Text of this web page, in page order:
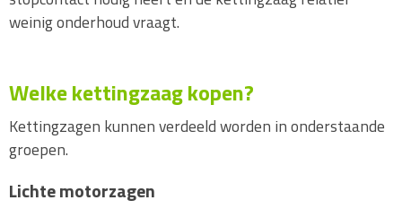
Onderhoud / Toebehoren
Houtklover
weinig onderhoud vraagt.
Welke kettingzaag kopen?
Kettingzagen kunnen verdeeld worden in onderstaande
groepen.
Lichte motorzagen